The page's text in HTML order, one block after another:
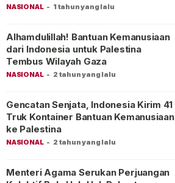
NASIONAL - 1 tahun yang lalu
NASIONAL - 2 tahun yang lalu
Alhamdulillah! Bantuan Kemanusiaan
dari Indonesia untuk Palestina
Tembus Wilayah Gaza
NASIONAL - 2 tahun yang lalu
Gencatan Senjata, Indonesia Kirim 41
Truk Kontainer Bantuan Kemanusiaan
ke Palestina
Menteri Agama Serukan Perjuangan